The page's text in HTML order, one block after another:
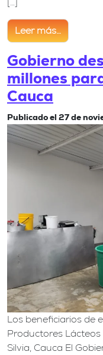
Leer más…
from
Gobierno
millones
Cauca
Publicado el 27 de
Los beneficiarios de
Productores
Silvia, Cauca El